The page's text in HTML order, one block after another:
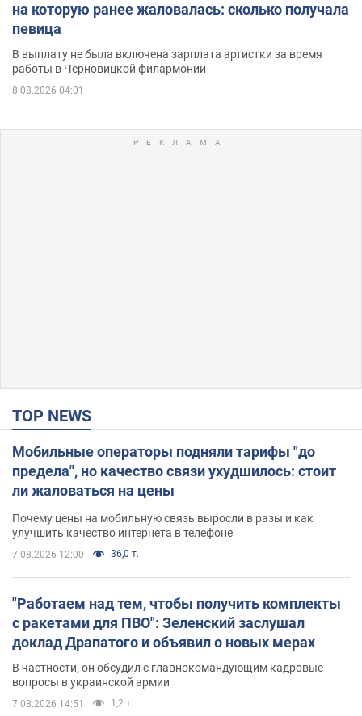
на которую ранее жаловалась: сколько получала
певица
В выплату не была включена зарплата артистки за время
работы в Черновицкой филармонии
8.08.2026 04:01
TOP NEWS
Мобильные операторы подняли тарифы "до
предела", но качество связи ухудшилось: стоит
ли жаловаться на цены
Почему цены на мобильную связь выросли в разы и как
улучшить качество интернета в телефоне
7.08.2026 12:00 36,0 т.
"Работаем над тем, чтобы получить комплекты
с ракетами для ПВО": Зеленский заслушал
доклад Драпатого и объявил о новых мерах
В частности, он обсудил с главнокомандующим кадровые
вопросы в украинской армии
7.08.2026 14:51 1,2 т.